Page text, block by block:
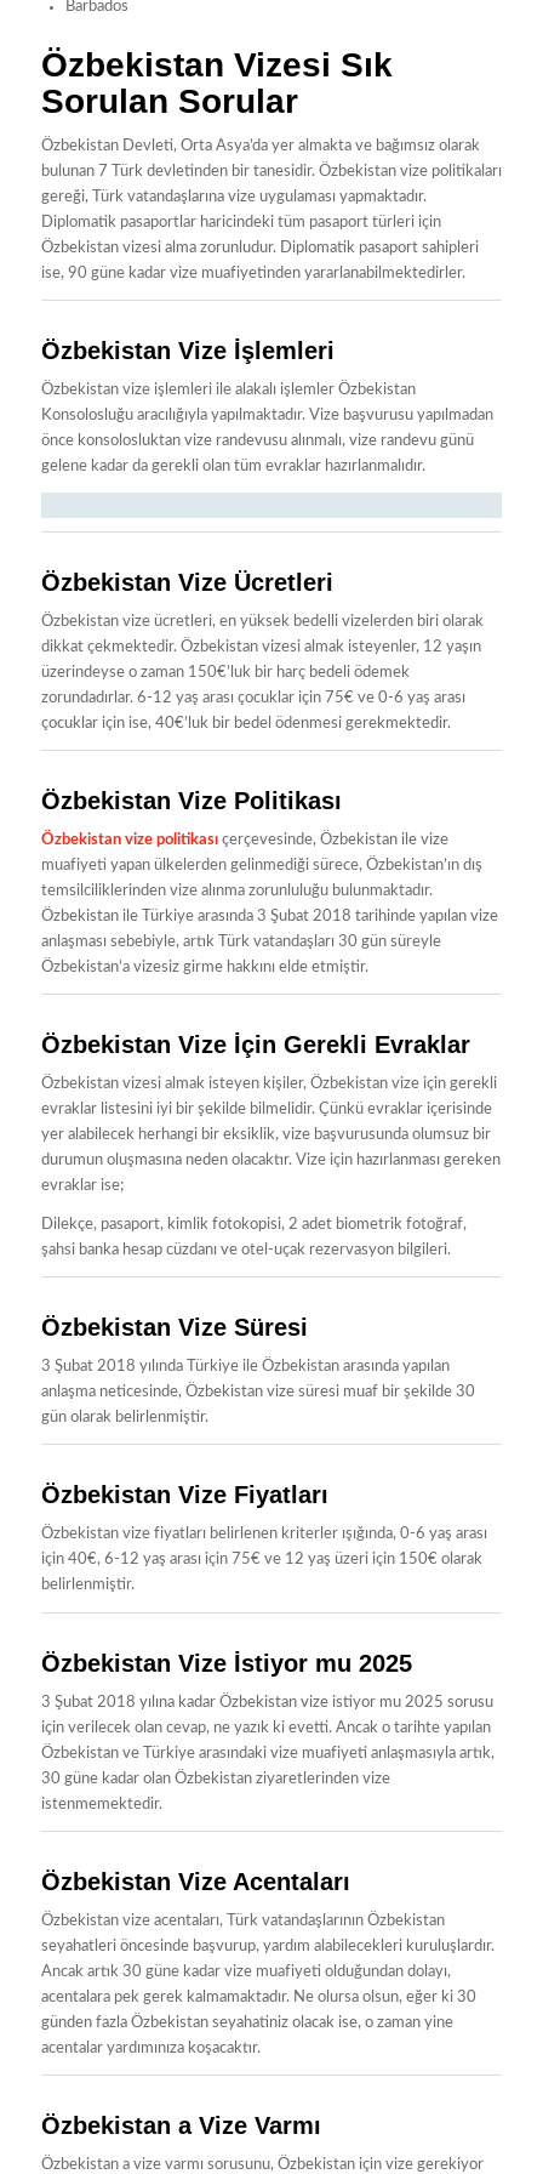
Barbados
Özbekistan Vizesi Sık
Sorulan Sorular
Özbekistan Devleti, Orta Asya’da yer almakta ve bağımsız olarak
bulunan 7 Türk devletinden bir tanesidir. Özbekistan vize politikaları
gereği, Türk vatandaşlarına vize uygulaması yapmaktadır.
Diplomatik pasaportlar haricindeki tüm pasaport türleri için
Özbekistan vizesi alma zorunludur. Diplomatik pasaport sahipleri
ise, 90 güne kadar vize muafiyetinden yararlanabilmektedirler.
Özbekistan Vize İşlemleri
Özbekistan vize işlemleri ile alakalı işlemler Özbekistan
Konsolosluğu aracılığıyla yapılmaktadır. Vize başvurusu yapılmadan
önce konsolosluktan vize randevusu alınmalı, vize randevu günü
gelene kadar da gerekli olan tüm evraklar hazırlanmalıdır.
Özbekistan Vize Ücretleri
Özbekistan vize ücretleri, en yüksek bedelli vizelerden biri olarak
dikkat çekmektedir. Özbekistan vizesi almak isteyenler, 12 yaşın
üzerindeyse o zaman 150€’luk bir harç bedeli ödemek
zorundadırlar. 6-12 yaş arası çocuklar için 75€ ve 0-6 yaş arası
çocuklar için ise, 40€’luk bir bedel ödenmesi gerekmektedir.
Özbekistan Vize Politikası
Özbekistan vize politikasıçerçevesinde, Özbekistan ile vize
muafiyeti yapan ülkelerden gelinmediği sürece, Özbekistan’ın dış
temsilciliklerinden vize alınma zorunluluğu bulunmaktadır.
Özbekistan ile Türkiye arasında 3 Şubat 2018 tarihinde yapılan vize
anlaşması sebebiyle, artık Türk vatandaşları 30 gün süreyle
Özbekistan’a vizesiz girme hakkını elde etmiştir.
Özbekistan Vize İçin Gerekli Evraklar
Özbekistan vizesi almak isteyen kişiler, Özbekistan vize için gerekli
evraklar listesini iyi bir şekilde bilmelidir. Çünkü evraklar içerisinde
yer alabilecek herhangi bir eksiklik, vize başvurusunda olumsuz bir
durumun oluşmasına neden olacaktır. Vize için hazırlanması gereken
evraklar ise;
Dilekçe, pasaport, kimlik fotokopisi, 2 adet biometrik fotoğraf,
şahsi banka hesap cüzdanı ve otel-uçak rezervasyon bilgileri.
Özbekistan Vize Süresi
3 Şubat 2018 yılında Türkiye ile Özbekistan arasında yapılan
anlaşma neticesinde, Özbekistan vize süresi muaf bir şekilde 30
gün olarak belirlenmiştir.
Özbekistan Vize Fiyatları
Özbekistan vize fiyatları belirlenen kriterler ışığında, 0-6 yaş arası
için 40€, 6-12 yaş arası için 75€ ve 12 yaş üzeri için 150€ olarak
belirlenmiştir.
Özbekistan Vize İstiyor mu 2025
3 Şubat 2018 yılına kadar Özbekistan vize istiyor mu 2025 sorusu
için verilecek olan cevap, ne yazık ki evetti. Ancak o tarihte yapılan
Özbekistan ve Türkiye arasındaki vize muafiyeti anlaşmasıyla artık,
30 güne kadar olan Özbekistan ziyaretlerinden vize
istenmemektedir.
Özbekistan Vize Acentaları
Özbekistan vize acentaları, Türk vatandaşlarının Özbekistan
seyahatleri öncesinde başvurup, yardım alabilecekleri kuruluşlardır.
Ancak artık 30 güne kadar vize muafiyeti olduğundan dolayı,
acentalara pek gerek kalmamaktadır. Ne olursa olsun, eğer ki 30
günden fazla Özbekistan seyahatiniz olacak ise, o zaman yine
acentalar yardımınıza koşacaktır.
Özbekistan a Vize Varmı
Özbekistan a vize varmı sorusunu, Özbekistan için vize gerekiyor